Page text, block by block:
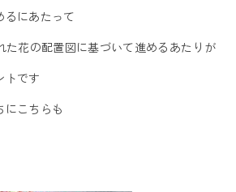
るにあたって
た花の配置図に基づいて進めるあたりが
トです
にこちらも